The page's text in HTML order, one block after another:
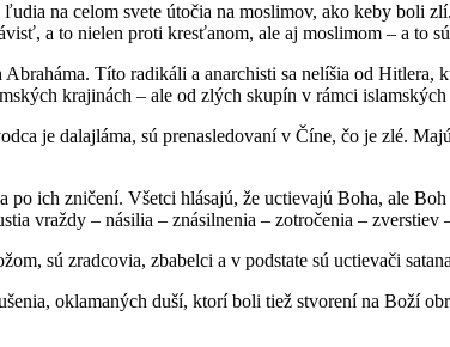
na celom svete útočia na moslimov, ako keby boli
a to nielen proti kresťanom, ale aj moslimom – a to
Títo radikáli a anarchisti sa nelíšia od
krajinách – ale od zlých skupín v rámci islamských
je dalajláma, sú prenasledovaní v Číne, čo je zlé.
ich zničení. Všetci hlásajú, že uctievajú Boha, ale
vraždy – násilia – znásilnenia – zotročenia – zverstiev
sú zradcovia, zbabelci a v podstate sú uctievači
oklamaných duší, ktorí boli tiež stvorení na Boží